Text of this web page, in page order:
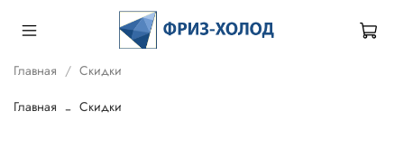
Главная Скидки
Главная Скидки